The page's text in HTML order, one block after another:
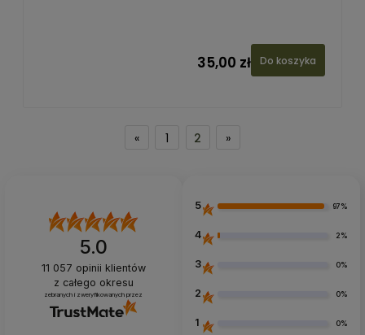
35,00 zł Do koszyka
« 1 2 »
5.0
11 057 opinii klientów
z całego okresu
zebranych i zweryfikowanych przez
5 97%
4 2%
3 0%
2 0%
1 0%